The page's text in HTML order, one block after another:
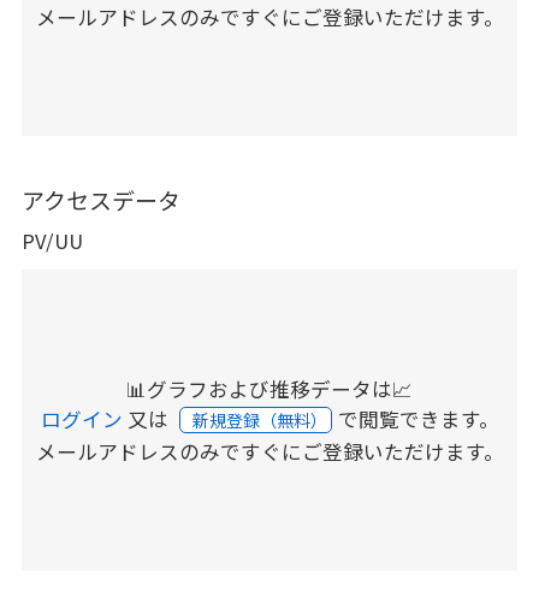
メールアドレスのみですぐにご登録いただけます。
アクセスデータ
PV/UU
📊グラフおよび推移データは📈
ログイン 又は 新規登録（無料） で閲覧できます。
メールアドレスのみですぐにご登録いただけます。